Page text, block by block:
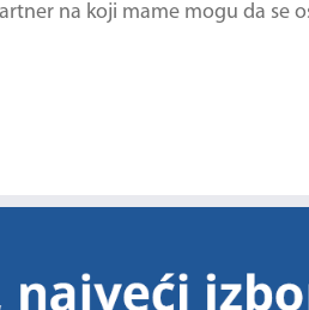
na koji mame mogu da se